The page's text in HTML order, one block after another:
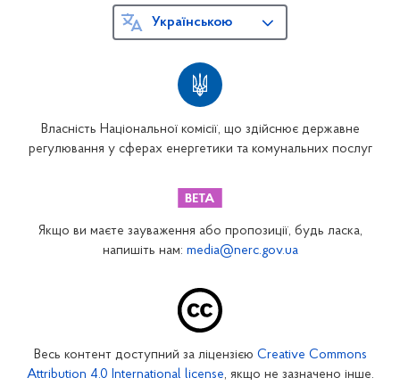
Власність Національної комісії, що здійснює державне
регулювання у сферах енергетики та комунальних послуг
Українською
Якщо ви маєте зауваження або пропозиції, будь ласка,
напишіть нам: media@nerc.gov.ua
Весь контент доступний за ліцензією Creative Commons
Attribution 4.0 International license, якщо не зазначено інше.